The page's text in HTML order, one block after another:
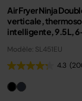
Air Fryer Ninja
verticale,
intelligente, 9.5L,
Modèle: SL451EU
4.3